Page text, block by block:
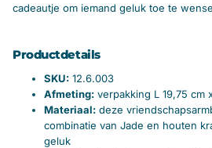
cadeautje om iemand geluk toe te
Productdetails
SKU: 12.6.003
Afmeting: verpakking L 19,75 cm
Materiaal: deze
combinatie van Jade en houten
geluk